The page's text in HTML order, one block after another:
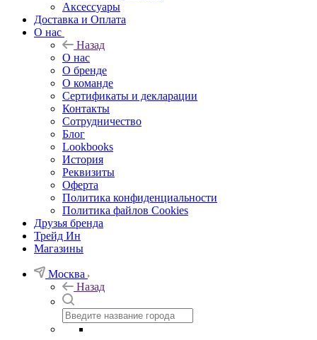
Аксессуары
Доставка и Оплата
О нас
Назад
О нас
О бренде
О команде
Сертификаты и декларации
Контакты
Сотрудничество
Блог
Lookbooks
История
Реквизиты
Оферта
Политика конфиденциальности
Политика файлов Cookies
Друзья бренда
Трейд Ин
Магазины
Москва
Назад